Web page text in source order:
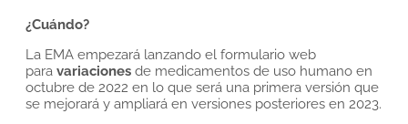
¿Cuándo?
La EMA empezará lanzando el formulario web
para variacionesde medicamentos de uso humano en
octubre de 2022 en lo que será una primera versión que
se mejorará y ampliará en versiones posteriores en 2023.